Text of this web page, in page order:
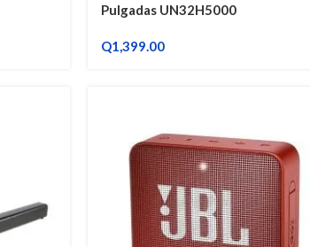
Pulgadas UN32H5000
Q1,399.00